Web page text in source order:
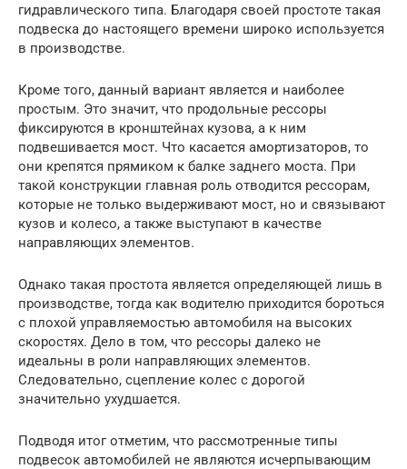
гидравлического типа. Благодаря своей простоте такая
подвеска до настоящего времени широко используется
в производстве.
Кроме того, данный вариант является и наиболее
простым. Это значит, что продольные рессоры
фиксируются в кронштейнах кузова, а к ним
подвешивается мост. Что касается амортизаторов, то
они крепятся прямиком к балке заднего моста. При
такой конструкции главная роль отводится рессорам,
которые не только выдерживают мост, но и связывают
кузов и колесо, а также выступают в качестве
направляющих элементов.
Однако такая простота является определяющей лишь в
производстве, тогда как водителю приходится бороться
с плохой управляемостью автомобиля на высоких
скоростях. Дело в том, что рессоры далеко не
идеальны в роли направляющих элементов.
Следовательно, сцепление колес с дорогой
значительно ухудшается.
Подводя итог отметим, что рассмотренные типы
подвесок автомобилей не являются исчерпывающим